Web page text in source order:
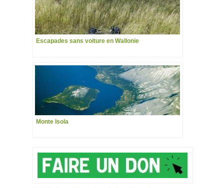
Escapades sans voiture en Wallonie
Monte Isola